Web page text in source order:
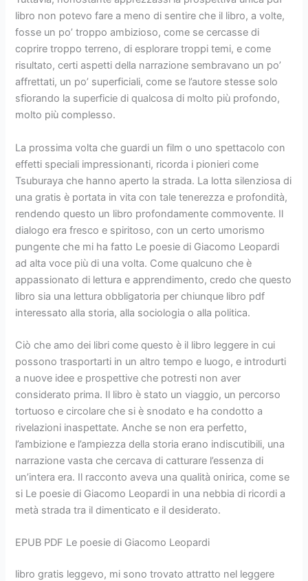
libro non potevo fare a meno di sentire che il libro, a volte,
fosse un po’ troppo ambizioso, come se cercasse di
coprire troppo terreno, di esplorare troppi temi, e come
risultato, certi aspetti della narrazione sembravano un po’
affrettati, un po’ superficiali, come se l’autore stesse solo
sfiorando la superficie di qualcosa di molto più profondo,
molto più complesso.
La prossima volta che guardi un film o uno spettacolo con
effetti speciali impressionanti, ricorda i pionieri come
Tsuburaya che hanno aperto la strada. La lotta silenziosa di
una gratis è portata in vita con tale tenerezza e profondità,
rendendo questo un libro profondamente commovente. Il
dialogo era fresco e spiritoso, con un certo umorismo
pungente che mi ha fatto Le poesie di Giacomo Leopardi
ad alta voce più di una volta. Come qualcuno che è
appassionato di lettura e apprendimento, credo che questo
libro sia una lettura obbligatoria per chiunque libro pdf
interessato alla storia, alla sociologia o alla politica.
Ciò che amo dei libri come questo è il libro leggere in cui
possono trasportarti in un altro tempo e luogo, e introdurti
a nuove idee e prospettive che potresti non aver
considerato prima. Il libro è stato un viaggio, un percorso
tortuoso e circolare che si è snodato e ha condotto a
rivelazioni inaspettate. Anche se non era perfetto,
l’ambizione e l’ampiezza della storia erano indiscutibili, una
narrazione vasta che cercava di catturare l’essenza di
un’intera era. Il racconto aveva una qualità onirica, come se
si Le poesie di Giacomo Leopardi in una nebbia di ricordi a
metà strada tra il dimenticato e il desiderato.
EPUB PDF Le poesie di Giacomo Leopardi
libro gratis leggevo, mi sono trovato attratto nel leggere